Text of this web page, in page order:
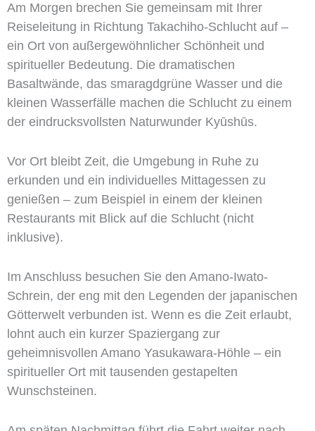
Am Morgen brechen Sie gemeinsam mit Ihrer
Reiseleitung in Richtung Takachiho-Schlucht auf –
ein Ort von außergewöhnlicher Schönheit und
spiritueller Bedeutung. Die dramatischen
Basaltwände, das smaragdgrüne Wasser und die
kleinen Wasserfälle machen die Schlucht zu einem
der eindrucksvollsten Naturwunder Kyūshūs.
Vor Ort bleibt Zeit, die Umgebung in Ruhe zu
erkunden und ein individuelles Mittagessen zu
genießen – zum Beispiel in einem der kleinen
Restaurants mit Blick auf die Schlucht (nicht
inklusive).
Im Anschluss besuchen Sie den Amano-Iwato-
Schrein, der eng mit den Legenden der japanischen
Götterwelt verbunden ist. Wenn es die Zeit erlaubt,
lohnt auch ein kurzer Spaziergang zur
geheimnisvollen Amano Yasukawara-Höhle – ein
spiritueller Ort mit tausenden gestapelten
Wunschsteinen.